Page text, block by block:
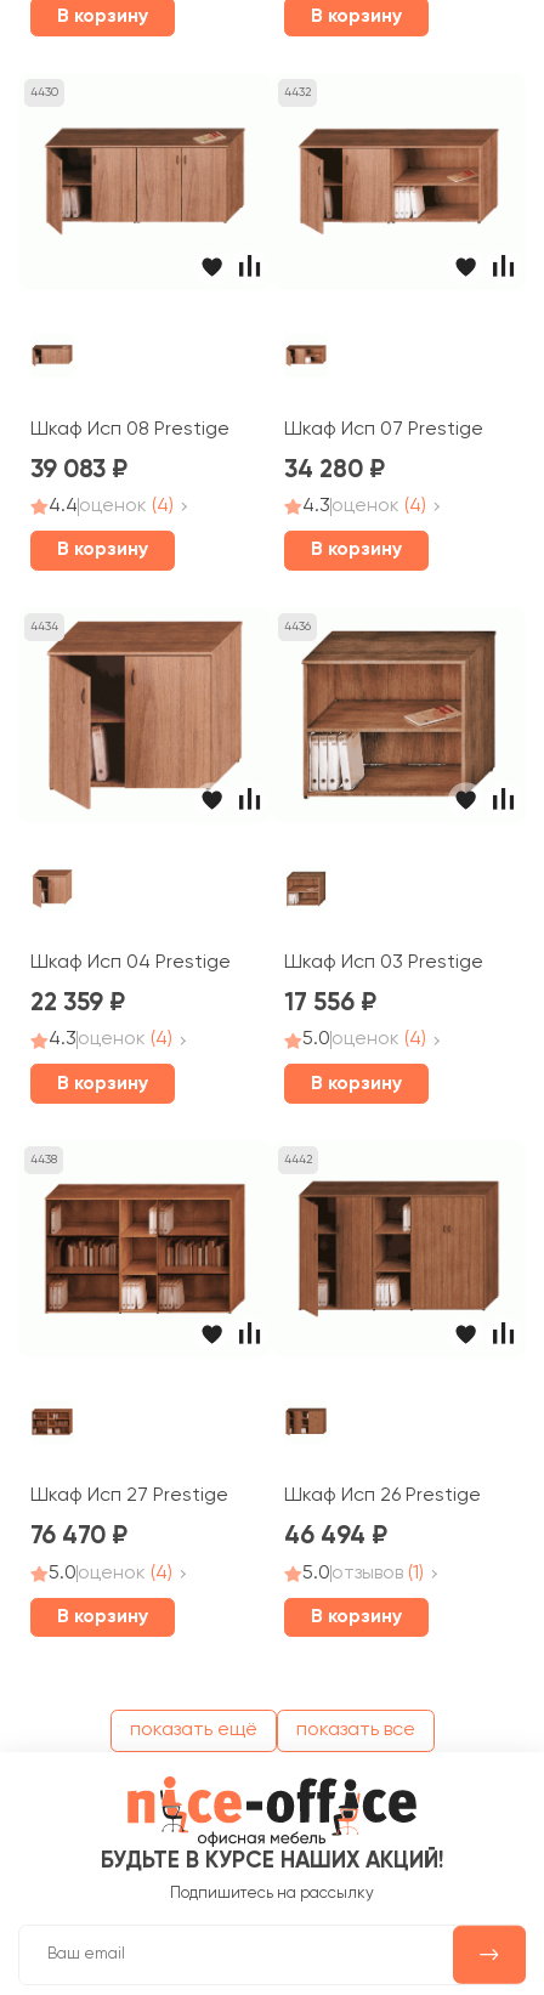
В корзину В корзину
4430
Шкаф Исп 08 Prestige
39 083
4.4оценок (4)
В корзину
4432
Шкаф Исп 07 Prestige
34 280
4.3оценок (4)
В корзину
4434
Шкаф Исп 04 Prestige
22 359
4.3оценок (4)
В корзину
4436
Шкаф Исп 03 Prestige
17 556
5.0оценок (4)
В корзину
4438
Шкаф Исп 27 Prestige
76 470
5.0оценок (4)
В корзину
4442
Шкаф Исп 26 Prestige
46 494
5.0отзывов (1)
В корзину
показать ещё показать все
БУДЬТЕ В КУРСЕ НАШИХ АКЦИЙ!
Подпишитесь на рассылку